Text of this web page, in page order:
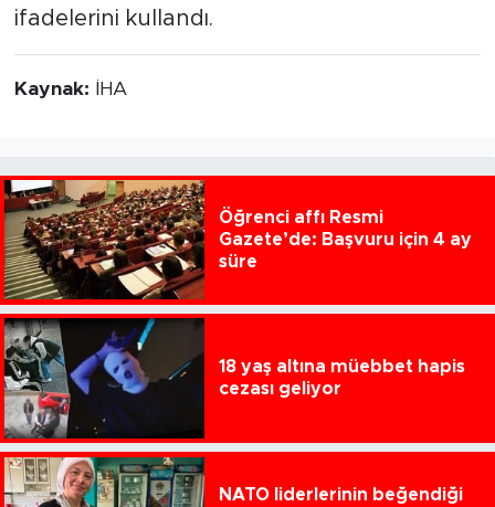
ifadelerini kullandı.
Kaynak: İHA
Öğrenci affı Resmi
Gazete’de: Başvuru için 4 ay
süre
18 yaş altına müebbet hapis
cezası geliyor
NATO liderlerinin beğendiği